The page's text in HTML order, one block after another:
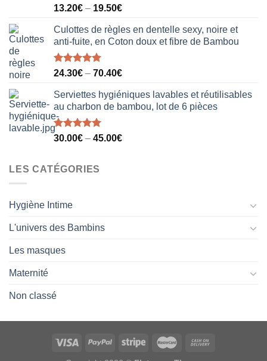
Note5.00
13.20€ – 19.50€
Culottes de règles en dentelle sexy, noire et
anti-fuite, en Coton doux et fibre de Bambou
Note5.00
24.30€ – 70.40€
Serviettes hygiéniques lavables et réutilisables
au charbon de bambou, lot de 6 pièces
Note5.00
30.00€ – 45.00€
LES CATÉGORIES
Hygiène Intime
L'univers des Bambins
Les masques
Maternité
Non classé